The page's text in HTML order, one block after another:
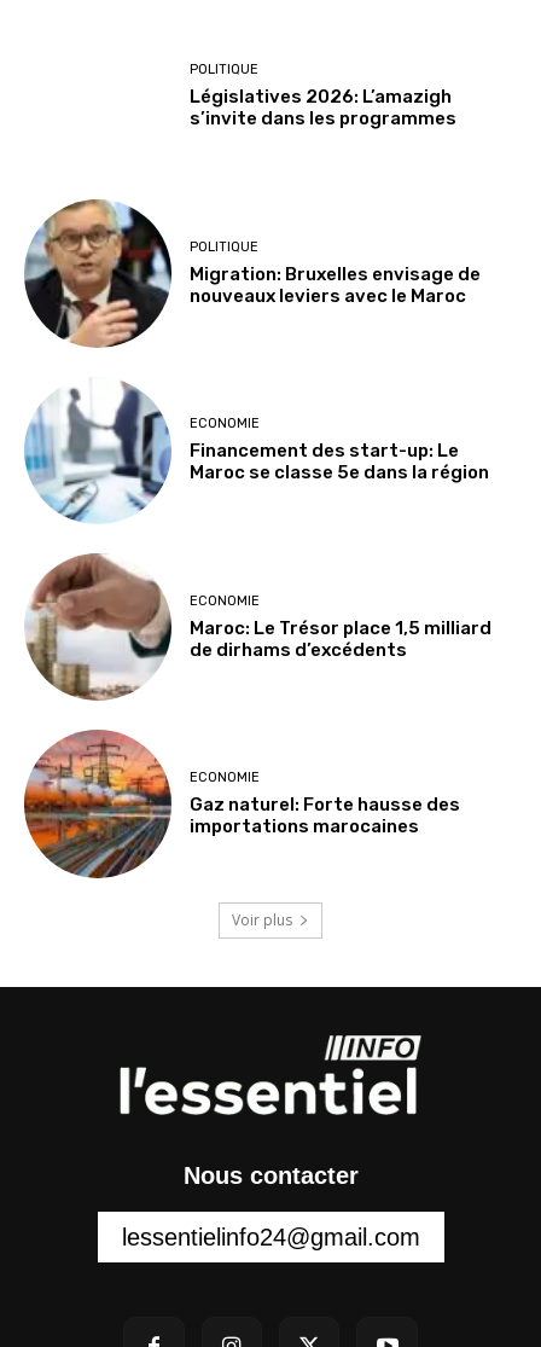
POLITIQUE
Législatives 2026: L’amazigh
s’invite dans les programmes
POLITIQUE
Migration: Bruxelles envisage de
nouveaux leviers avec le Maroc
ECONOMIE
Financement des start-up: Le
Maroc se classe 5e dans la région
ECONOMIE
Maroc: Le Trésor place 1,5 milliard
de dirhams d’excédents
ECONOMIE
Gaz naturel: Forte hausse des
importations marocaines
Voir plus
Nous contacter
lessentielinfo24@gmail.com